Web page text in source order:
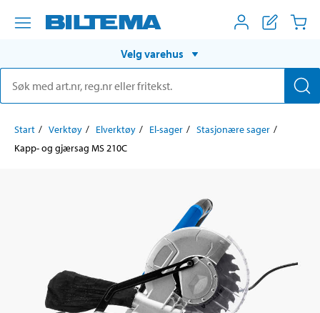
Velg varehus
Start Verktøy Elverktøy El-sager
Stasjonære sager
Kapp- og gjærsag MS 210C